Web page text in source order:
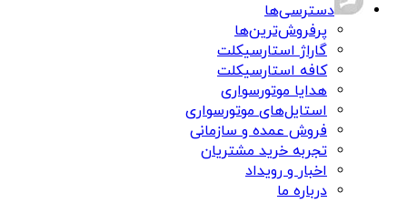
دسترسی‌ها
پرفروش‌ترین‌ها
گاراژ استارسیکلت
کافه استارسیکلت
هدایا موتورسواری
استایل‌های موتورسواری
فروش عمده و سازمانی
تجربه خرید مشتریان
اخبار و رویداد
درباره ما